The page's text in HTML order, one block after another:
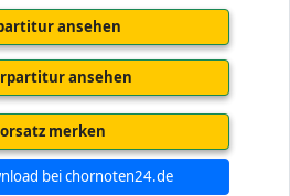
ansehen
ansehen
merken
bei chornoten24.de